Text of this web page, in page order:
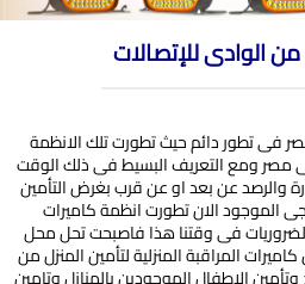
الوادى للإتصالات
فى تطور دائم حيث تطورت تلك الانظمة
ظهورها فى عام ١٩٨٥ فى مصر ومع التعريف البسيط فى ذلك الوقت
والرصد عن بعد او عن قرب بغرض التأمين
الموجود الان تطورت انظمة كاميرات
فى وقتنا هذا فاصبحت تحل محل
المراقبة المنزلية لتأمين المنزل من